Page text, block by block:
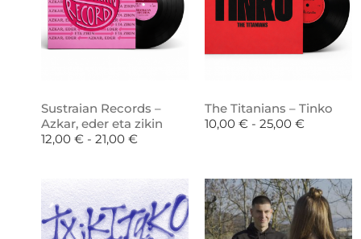
Sustraian Records –
Azkar, eder eta zikin
12,00 € - 21,00 €
The Titanians – Tinko
10,00 € - 25,00 €